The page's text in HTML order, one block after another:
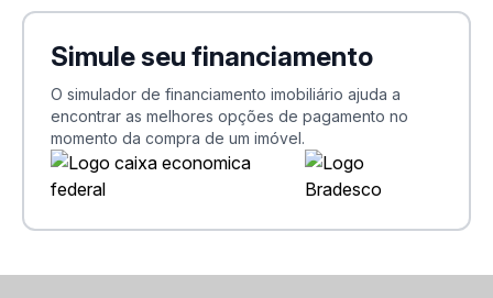
Simule seu financiamento
O simulador de financiamento imobiliário ajuda a
encontrar as melhores opções de pagamento no
momento da compra de um imóvel.